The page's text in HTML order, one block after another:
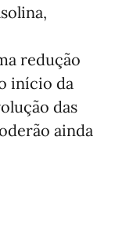
redução
início da
das
ainda